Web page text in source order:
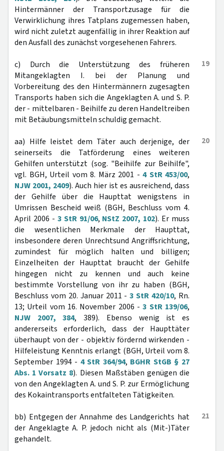
Hintermänner der Transportzusage für die
Verwirklichung ihres Tatplans zugemessen haben,
wird nicht zuletzt augenfällig in ihrer Reaktion auf
den Ausfall des zunächst vorgesehenen Fahrers.
19
c) Durch die Unterstützung des früheren
Mitangeklagten I. bei der Planung und
Vorbereitung des den Hintermännern zugesagten
Transports haben sich die Angeklagten A. und S. P.
der - mittelbaren - Beihilfe zu deren Handeltreiben
mit Betäubungsmitteln schuldig gemacht.
20
aa) Hilfe leistet dem Täter auch derjenige, der
seinerseits die Tatförderung eines weiteren
Gehilfen unterstützt (sog. "Beihilfe zur Beihilfe",
vgl. BGH, Urteil vom 8. März 2001 - 4 StR 453/00,
NJW 2001, 2409). Auch hier ist es ausreichend, dass
der Gehilfe über die Haupttat wenigstens in
Umrissen Bescheid weiß (BGH, Beschluss vom 4.
April 2006 - 3 StR 91/06, NStZ 2007, 102). Er muss
die wesentlichen Merkmale der Haupttat,
insbesondere deren Unrechtsund Angriffsrichtung,
zumindest für möglich halten und billigen;
Einzelheiten der Haupttat braucht der Gehilfe
hingegen nicht zu kennen und auch keine
bestimmte Vorstellung von ihr zu haben (BGH,
Beschluss vom 20. Januar 2011 -3 StR 420/10, Rn.
13; Urteil vom 16. November 2006 -3 StR 139/06,
NJW 2007, 384, 389). Ebenso wenig ist es
andererseits erforderlich, dass der Haupttäter
überhaupt von der - objektiv fördernd wirkenden -
Hilfeleistung Kenntnis erlangt (BGH, Urteil vom 8.
September 1994 - 4 StR 364/94, BGHR StGB § 27
Abs. 1 Vorsatz 8). Diesen Maßstäben genügen die
von den Angeklagten A. und S. P. zur Ermöglichung
des Kokaintransports entfalteten Tätigkeiten.
21
bb) Entgegen der Annahme des Landgerichts hat
der Angeklagte A. P. jedoch nicht als (Mit-)Täter
gehandelt.